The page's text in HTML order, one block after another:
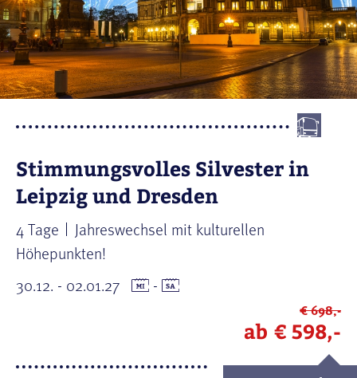
Stimmungsvolles Silvester in
Leipzig und Dresden
4 Tage
Jahreswechsel mit kulturellen
Höhepunkten!
30.12. - 02.01.27
-
€ 698,-
ab € 598,-